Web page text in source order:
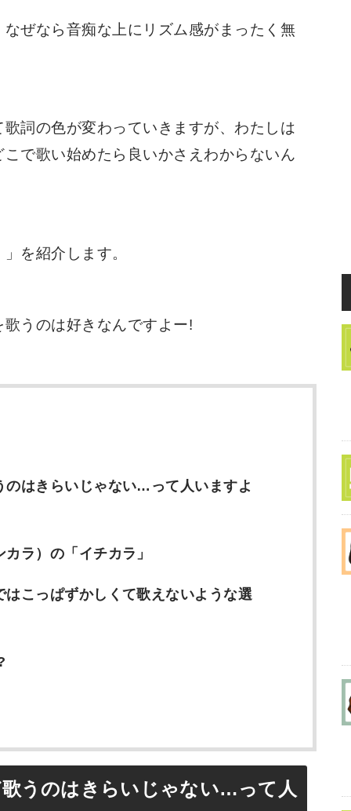
なぜなら音痴な上にリズム感がまったく無
詞の色が変わっていきますが、わたしは
で歌い始めたら良いかさえわからないん
」を紹介します。
うのは好きなんですよー!
のはきらいじゃない…って人いますよ
ラ）の「イチカラ」
こっぱずかしくて歌えないような選
うのはきらいじゃない…って人